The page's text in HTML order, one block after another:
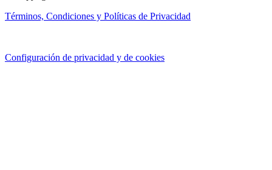
Términos, Condiciones y Políticas de Privacidad
Configuración de privacidad y de cookies